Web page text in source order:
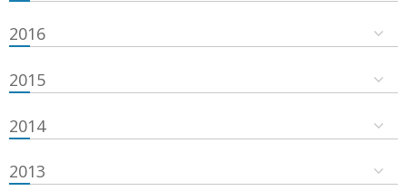
2016
2015
2014
2013